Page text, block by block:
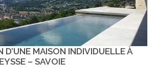
MAISON INDIVIDUELLE À
– SAVOIE